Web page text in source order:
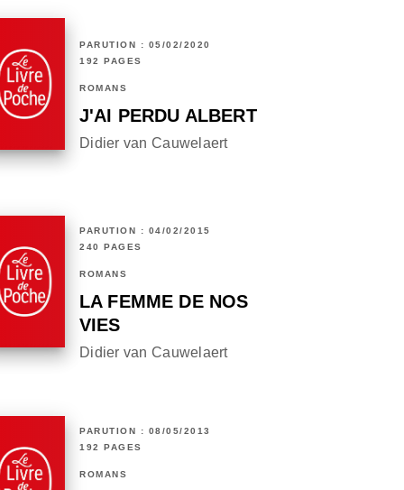
PARUTION : 05/02/2020
192 PAGES
ROMANS
J'AI PERDU ALBERT
Didier van Cauwelaert
PARUTION : 04/02/2015
240 PAGES
ROMANS
LA FEMME DE NOS
VIES
Didier van Cauwelaert
PARUTION : 08/05/2013
192 PAGES
ROMANS